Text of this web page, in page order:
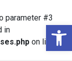
parameter #3
in
on line